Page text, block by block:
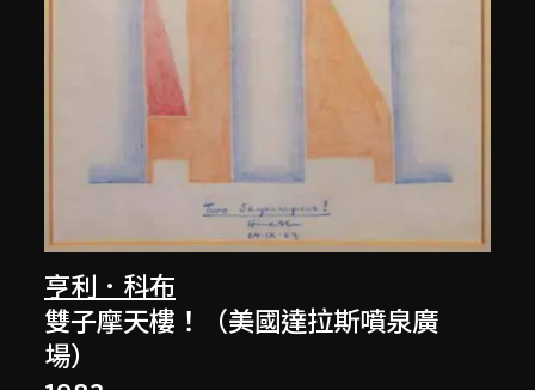
亨利．科布
雙子摩天樓！（美國達拉斯噴泉廣
場）